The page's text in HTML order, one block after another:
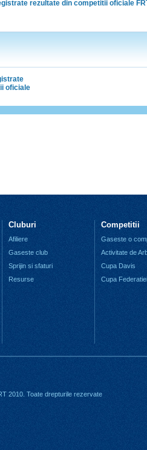
rezultate din competitii oficiale
oficiale
Cluburi
Afiliere
Gaseste club
Sprijin si sfaturi
Resurse
Competitii
Gaseste o
Activitate de
Cupa Davis
Cupa Federatiei
2010. Toate drepturile rezervate